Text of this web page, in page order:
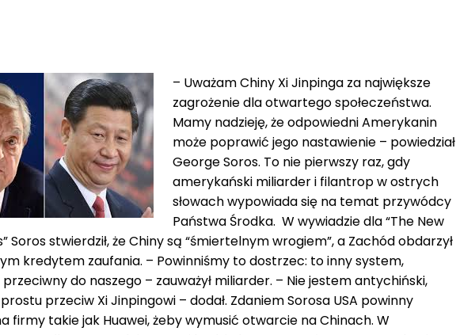
– Uważam Chiny Xi Jinpinga za największe
zagrożenie dla otwartego społeczeństwa.
Mamy nadzieję, że odpowiedni Amerykanin
może poprawić jego nastawienie – powiedział
George Soros. To nie pierwszy raz, gdy
amerykański miliarder i filantrop w ostrych
słowach wypowiada się na temat przywódcy
Państwa Środka. W wywiadzie dla “The New
Soros stwierdził, że Chiny są “śmiertelnym wrogiem”, a Zachód obdarzył
kredytem zaufania. – Powinniśmy to dostrzec: to inny system,
przeciwny do naszego – zauważył miliarder. – Nie jestem antychiński,
przeciw Xi Jinpingowi – dodał. Zdaniem Sorosa USA powinny
firmy takie jak Huawei, żeby wymusić otwarcie na Chinach. W